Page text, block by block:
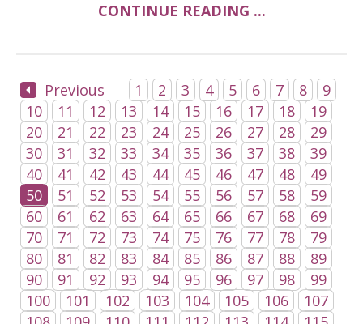
CONTINUE READING ...
Previous 1 2 3 4 5 6 7 8
9
10
11 12 13 14 15 16 17 18
19
20
21 22 23 24 25 26 27 28
29
30
31 32 33 34 35 36 37 38
39
40
41 42 43 44 45 46 47 48
49
50
51 52 53 54 55 56 57 58
59
60
61 62 63 64 65 66 67 68
69
70
71 72 73 74 75 76 77 78
79
80
81 82 83 84 85 86 87 88
89
90
91 92 93 94 95 96 97 98
99
100
101 102 103 104 105 106
107